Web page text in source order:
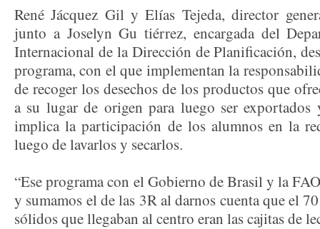
René Jácquez Gil y Elías Tejeda, director
junto a Joselyn Gu tiérrez, encargada del
Internacional de la Dirección de Planificación,
programa, con el que implementan la
de recoger los desechos de los productos que
a su lugar de origen para luego ser
implica la participación de los alumnos en la
luego de lavarlos y secarlos.
“Ese programa con el Gobierno de Brasil y la
y sumamos el de las 3R al darnos cuenta que el
sólidos que llegaban al centro eran las cajitas de